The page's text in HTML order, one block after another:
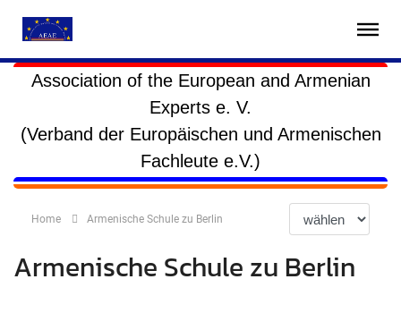
Association of the European and Armenian
Experts e. V.
(Verband der Europäischen und Armenischen
Fachleute e.V.)
Home Armenische Schule zu Berlin
Armenische Schule zu Berlin